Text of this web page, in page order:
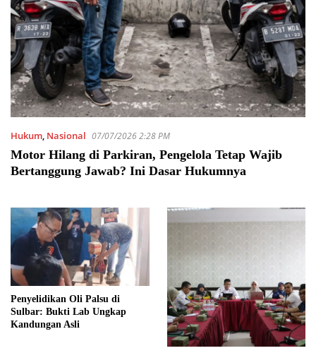
Hukum, Nasional 07/07/2026 2:28 PM
Motor Hilang di Parkiran, Pengelola Tetap Wajib
Bertanggung Jawab? Ini Dasar Hukumnya
Penyelidikan Oli Palsu di
Sulbar: Bukti Lab Ungkap
Kandungan Asli